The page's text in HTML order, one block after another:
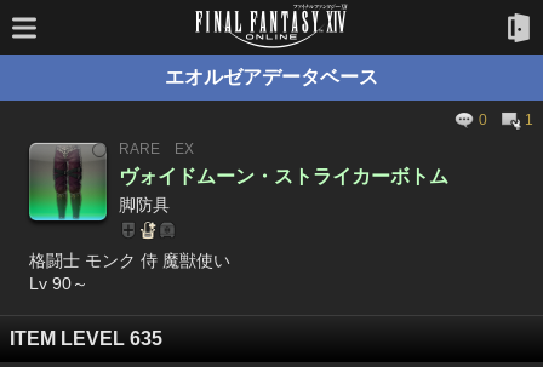
エオルゼアデータベース
0
1
RARE
EX
ヴォイドムーン・ストライカーボトム
脚防具
格闘士 モンク 侍 魔獣使い
Lv 90～
ITEM LEVEL 635